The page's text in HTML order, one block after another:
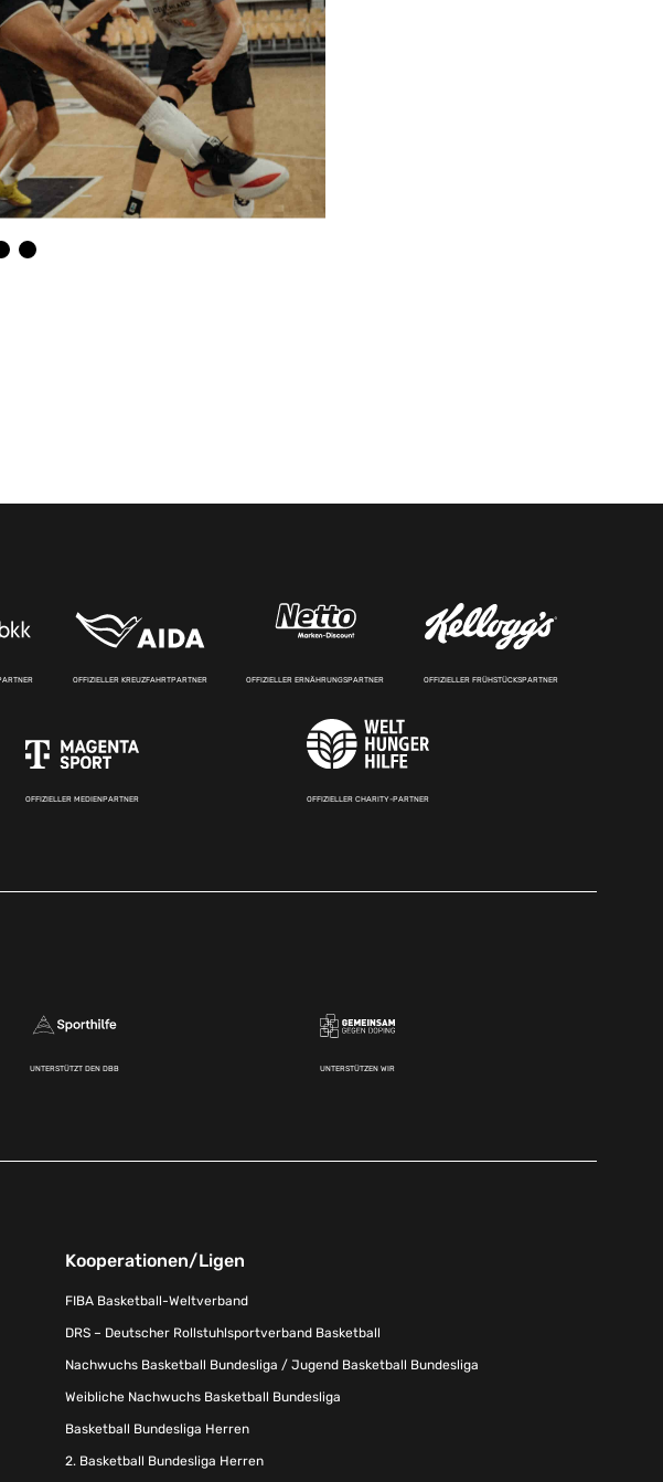
OFFIZIELLER KREUZFAHRTPARTNER OFFIZIELLER ERNÄHRUNGSPARTNER OFFIZIELLER FRÜHSTÜCKSPARTNER
OFFIZIELLER MEDIENPARTNER OFFIZIELLER CHARITY-PARTNER
UNTERSTÜTZT DEN DBB UNTERSTÜTZEN WIR
Kooperationen/Ligen
FIBA Basketball-Weltverband
DRS – Deutscher Rollstuhlsportverband Basketball
Nachwuchs Basketball Bundesliga / Jugend Basketball Bundesliga
Weibliche Nachwuchs Basketball Bundesliga
Basketball Bundesliga Herren
2. Basketball Bundesliga Herren